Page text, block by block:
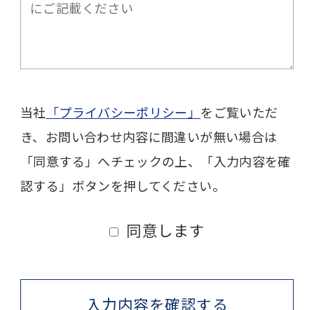
当社 「プライバシーポリシー」 をご覧いただ
き、お問い合わせ内容に間違いが無い場合は
「同意する」へチェックの上、「入力内容を確
認する」ボタンを押してください。
同意します